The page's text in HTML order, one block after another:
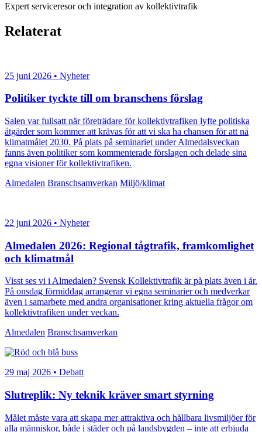
Expert serviceresor och integration av kollektivtrafik
Relaterat
25 juni 2026 • Nyheter
Politiker tyckte till om branschens förslag
Salen var fullsatt när företrädare för kollektivtrafiken lyfte politiska
åtgärder som kommer att krävas för att vi ska ha chansen för att nå
klimatmålet 2030. På plats på seminariet under Almedalsveckan
fanns även politiker som kommenterade förslagen och delade sina
egna visioner för kollektivtrafiken.
Almedalen Branschsamverkan Miljö/klimat
22 juni 2026 • Nyheter
Almedalen 2026: Regional tågtrafik, framkomlighet
och klimatmål
Visst ses vi i Almedalen? Svensk Kollektivtrafik är på plats även i år.
På onsdag förmiddag arrangerar vi egna seminarier och medverkar
även i samarbete med andra organisationer kring aktuella frågor om
kollektivtrafiken under veckan.
Almedalen Branschsamverkan
29 maj 2026 • Debatt
Slutreplik: Ny teknik kräver smart styrning
Målet måste vara att skapa mer attraktiva och hållbara livsmiljöer för
alla människor, både i städer och på landsbygden – inte att erbjuda